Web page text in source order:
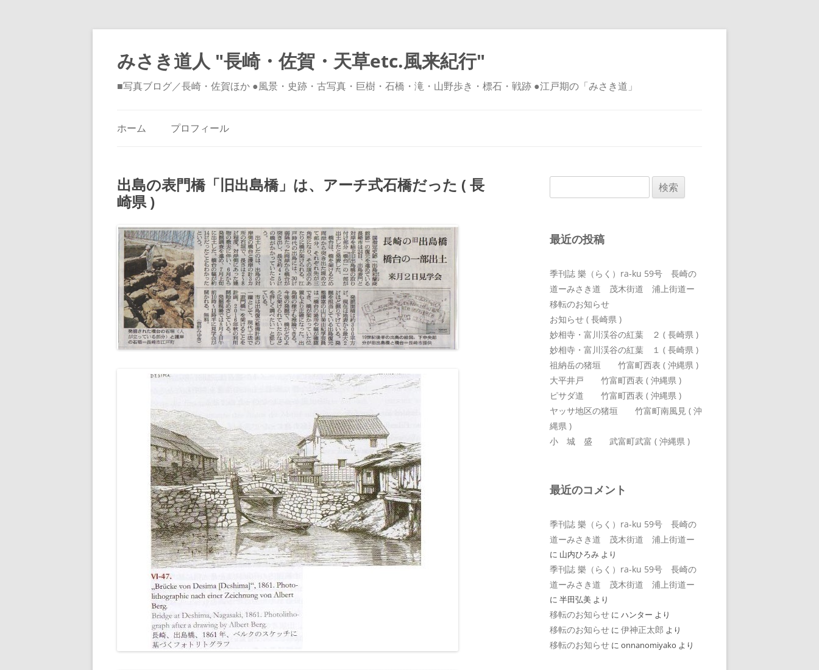
みさき道人 "長崎・佐賀・天草etc.風来紀行"
■写真ブログ／長崎・佐賀ほか ●風景・史跡・古写真・巨樹・石橋・滝・山野歩き・標石・戦跡 ●江戸期の「みさき道」
ッ
プ
ホーム プロフィール
出島の表門橋「旧出島橋」は、アーチ式石橋だった ( 長
崎県 )
索:
最近の投稿
季刊誌 樂（らく）ra-ku 59号 長崎の
道ーみさき道 茂木街道 浦上街道ー
移転のお知らせ
お知らせ ( 長崎県 )
妙相寺・富川渓谷の紅葉 ２ ( 長崎県 )
妙相寺・富川渓谷の紅葉 １ ( 長崎県 )
祖納岳の猪垣 竹富町西表 ( 沖縄県 )
大平井戸 竹富町西表 ( 沖縄県 )
ピサダ道 竹富町西表 ( 沖縄県 )
ヤッサ地区の猪垣 竹富町南風見 ( 沖
縄県 )
小 城 盛 武富町武富 ( 沖縄県 )
最近のコメント
季刊誌 樂（らく）ra-ku 59号 長崎の
道ーみさき道 茂木街道 浦上街道ー
に 山内ひろみ より
季刊誌 樂（らく）ra-ku 59号 長崎の
道ーみさき道 茂木街道 浦上街道ー
に 半田弘美 より
移転のお知らせ に ハンター より
移転のお知らせ に 伊神正太郎 より
移転のお知らせ に onnanomiyako より